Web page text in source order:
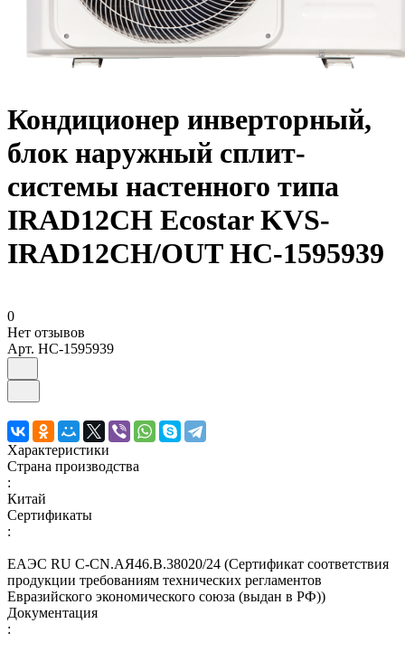
Кондиционер инверторный,
блок наружный сплит-
системы настенного типа
IRAD12CH Ecostar KVS-
IRAD12CH/OUT НС-1595939
0
Нет отзывов
Арт. НС-1595939
Характеристики
Страна производства
:
Китай
Сертификаты
:
ЕАЭС RU С-CN.АЯ46.В.38020/24 (Сертификат соответствия
продукции требованиям технических регламентов
Евразийского экономического союза (выдан в РФ))
Документация
: